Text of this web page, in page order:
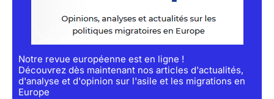
Notre revue européenne est en ligne !
Découvrez dès maintenant nos articles d'actualités,
d'analyse et d'opinion sur l'asile et les migrations en
Europe